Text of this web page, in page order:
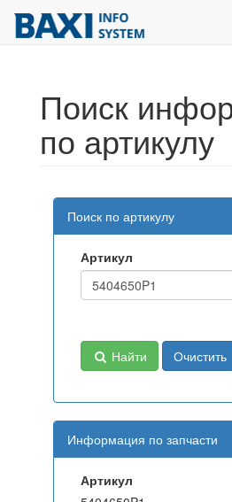
Поиск
по артикулу
Поиск по артикулу
Артикул
Найти Очистить
Информация по запчасти
Артикул